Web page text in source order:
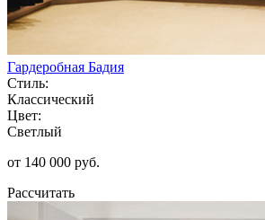
Гардеробная Бадия
Стиль:
Классический
Цвет:
Светлый
от 140 000 руб.
Рассчитать